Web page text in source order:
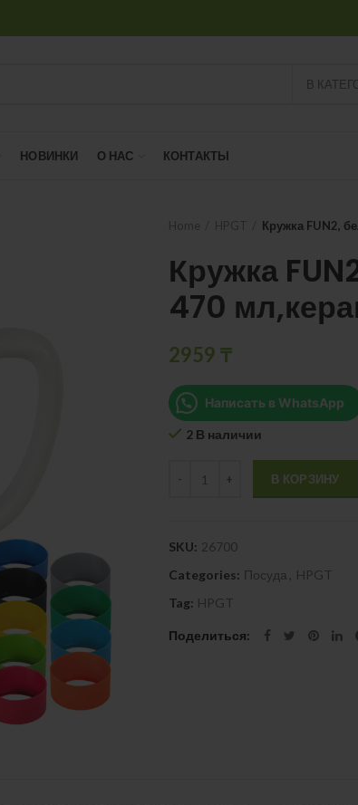
В
НОВИНКИ О НАС КОНТАКТЫ
Кружка FUN2,
Кружка
470
2959 ₸
Написать в WhatsApp
2 В наличии
В КОРЗИНУ
SKU: 26700
Categories: Посуда
HPGT
Tag: HPGT
Поделиться